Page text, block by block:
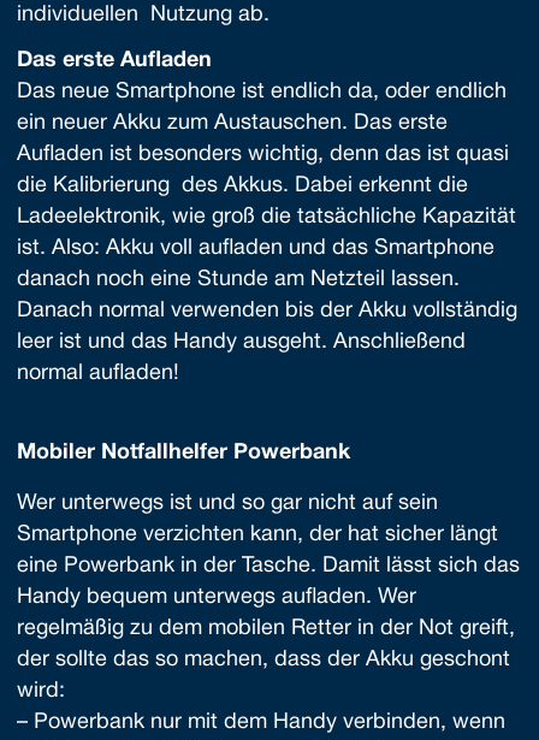
individuellen Nutzung ab.
Das erste Aufladen
Das neue Smartphone ist endlich da, oder endlich
ein neuer Akku zum Austauschen. Das erste
Aufladen ist besonders wichtig, denn das ist quasi
die Kalibrierung des Akkus. Dabei erkennt die
Ladeelektronik, wie groß die tatsächliche Kapazität
ist. Also: Akku voll aufladen und das Smartphone
danach noch eine Stunde am Netzteil lassen.
Danach normal verwenden bis der Akku vollständig
leer ist und das Handy ausgeht. Anschließend
normal aufladen!
Mobiler Notfallhelfer Powerbank
Wer unterwegs ist und so gar nicht auf sein
Smartphone verzichten kann, der hat sicher längt
eine Powerbank in der Tasche. Damit lässt sich das
Handy bequem unterwegs aufladen. Wer
regelmäßig zu dem mobilen Retter in der Not greift,
der sollte das so machen, dass der Akku geschont
wird:
– Powerbank nur mit dem Handy verbinden, wenn